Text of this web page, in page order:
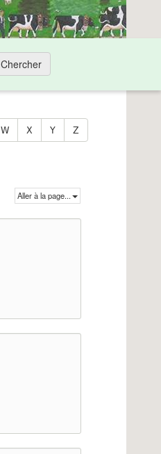
Chercher
W X Y Z
Aller à la page...